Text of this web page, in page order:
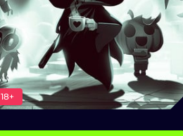
18+